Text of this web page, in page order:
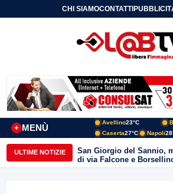
CHI SIAMOCONTATTI
MENÙ
+
Avellino23°C
Caserta27°C Napoli
ULTIME NOTIZIE
San Giorgio del Sannio,
di via Falcone e
Lombardi replicano alle